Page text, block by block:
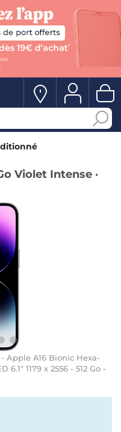
Violet Intense ·
Apple A16 Bionic Hexa-
6.1" 1179 x 2556 - 512 Go -